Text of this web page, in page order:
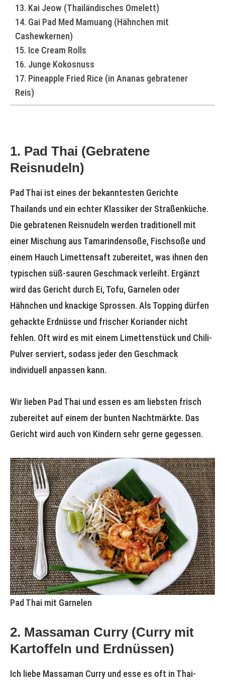
13. Kai Jeow (Thailändisches Omelett)
14. Gai Pad Med Mamuang (Hähnchen mit
Cashewkernen)
15. Ice Cream Rolls
16. Junge Kokosnuss
17. Pineapple Fried Rice (in Ananas gebratener
Reis)
1. Pad Thai (Gebratene
Reisnudeln)
Pad Thai ist eines der bekanntesten Gerichte
Thailands und ein echter Klassiker der Straßenküche.
Die gebratenen Reisnudeln werden traditionell mit
einer Mischung aus Tamarindensoße, Fischsoße und
einem Hauch Limettensaft zubereitet, was ihnen den
typischen süß-sauren Geschmack verleiht. Ergänzt
wird das Gericht durch Ei, Tofu, Garnelen oder
Hähnchen und knackige Sprossen. Als Topping dürfen
gehackte Erdnüsse und frischer Koriander nicht
fehlen. Oft wird es mit einem Limettenstück und Chili-
Pulver serviert, sodass jeder den Geschmack
individuell anpassen kann.
Wir lieben Pad Thai und essen es am liebsten frisch
zubereitet auf einem der bunten Nachtmärkte. Das
Gericht wird auch von Kindern sehr gerne gegessen.
Pad Thai mit Garnelen
2. Massaman Curry (Curry mit
Kartoffeln und Erdnüssen)
Ich liebe Massaman Curry und esse es oft in Thai-